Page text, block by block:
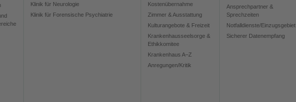
Klinik für Neurologie
Klinik für Forensische Psychiatrie
Kostenübernahme
Zimmer & Ausstattung
Kulturangebote & Freizeit
Krankenhausseelsorge &
Ethikkomitee
Krankenhaus A–Z
Anregungen/Kritik
Ansprechpartner &
Sprechzeiten
Notfalldienste/Einzugsgebiet
Sicherer Datenempfang